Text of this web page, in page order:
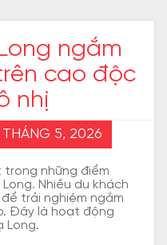
ngắm
cao độc
nhị
5, 2026
trong những điểm
Nhiều du khách
trải nghiệm ngắm
Đây là hoạt động
Long.